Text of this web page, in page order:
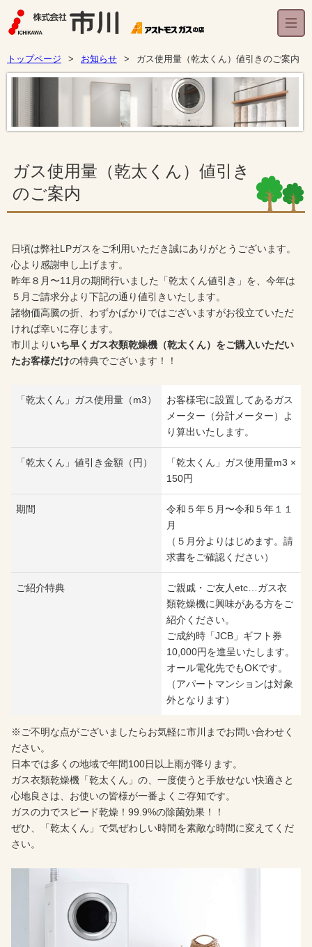
トップページ お知らせ ガス使用量（乾太くん）値引きのご案内
ガス使用量（乾太くん）値引き
のご案内
日頃は弊社LPガスをご利用いただき誠にありがとうございます。
心より感謝申し上げます。
昨年８月〜11月の期間行いました「乾太くん値引き」を、今年は
５月ご請求分より下記の通り値引きいたします。
諸物価高騰の折、わずかばかりではございますがお役立ていただ
ければ幸いに存じます。
市川より いち早くガス衣類乾燥機（乾太くん）をご購入いただい
たお客様だけの特典でございます！！
「乾太くん」ガス使用量（m3 ）
お客様宅に設置してあるガス
メーター（分計メーター）よ
り算出いたします。
「乾太くん」値引き金額（円） 「乾太くん」ガス使用量m3 ×
150円
期間
令和５年５月〜令和５年１１
月
（５月分よりはじめます。請
求書をご確認ください）
ご紹介特典
ご親戚・ご友人etc…ガス衣
類乾燥機に興味がある方をご
紹介ください。
ご成約時「JCB」ギフト券
10,000円を進呈いたします。
オール電化先でもOKです。
（アパートマンションは対象
外となります）
※ご不明な点がございましたらお気軽に市川までお問い合わせく
ださい。
日本では多くの地域で年間100日以上雨が降ります。
ガス衣類乾燥機「乾太くん」の、一度使うと手放せない快適さと
心地良さは、お使いの皆様が一番よくご存知です。
ガスの力でスピード乾燥！99.9%の除菌効果！！
ぜひ、「乾太くん」で気ぜわしい時間を素敵な時間に変えてくだ
さい。